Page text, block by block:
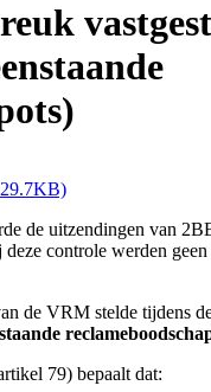
de uitzendingen van
controle werden
de VRM stelde tijdens
79) bepaalt dat: